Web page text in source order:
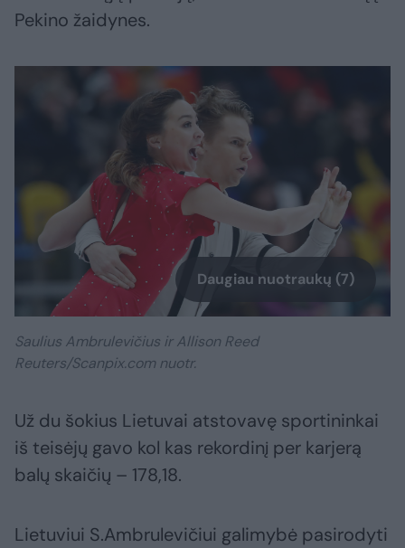
Pekino žaidynes.
Daugiau nuotraukų (7)
Saulius Ambrulevičius ir Allison Reed
Reuters/Scanpix.com nuotr.
Už du šokius Lietuvai atstovavę sportininkai
iš teisėjų gavo kol kas rekordinį per karjerą
balų skaičių – 178,18.
Lietuviui S.Ambrulevičiui galimybė pasirodyti